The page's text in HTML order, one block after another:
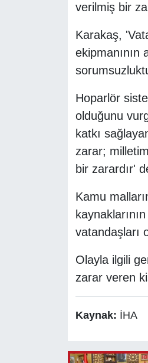
verilmiş bir
Karakaş,
ekipmanının
Hoparlör
olduğunu
katkı
zarar;
bir zarardır'
Kamu
vatandaşları
Olayla ilgili
zarar veren
Kaynak: İHA